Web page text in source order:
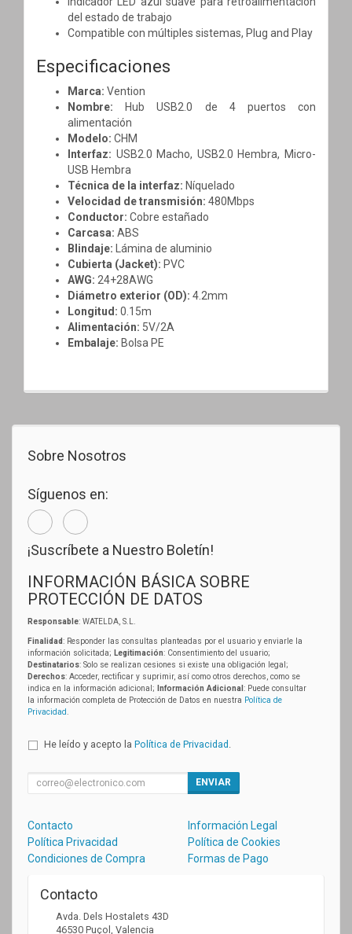
del estado de trabajo
Compatible con múltiples sistemas, Plug and Play
Especificaciones
Marca: Vention
Nombre: Hub USB2.0 de 4 puertos con
alimentación
Modelo: CHM
Interfaz: USB2.0 Macho, USB2.0 Hembra, Micro-
USB Hembra
Técnica de la interfaz: Níquelado
Velocidad de transmisión: 480Mbps
Conductor: Cobre estañado
Carcasa: ABS
Blindaje: Lámina de aluminio
Cubierta (Jacket): PVC
AWG: 24+28AWG
Diámetro exterior (OD): 4.2mm
Longitud: 0.15m
Alimentación: 5V/2A
Embalaje: Bolsa PE
Sobre Nosotros
Síguenos en:
¡Suscríbete a Nuestro Boletín!
INFORMACIÓN BÁSICA SOBRE
PROTECCIÓN DE DATOS
Responsable: WATELDA, S.L.
Finalidad: Responder las consultas planteadas por el usuario y enviarle la
información solicitada; Legitimación: Consentimiento del usuario;
Destinatarios: Solo se realizan cesiones si existe una obligación legal;
Derechos: Acceder, rectificar y suprimir, así como otros derechos, como se
indica en la información adicional;
Información Adicional : Puede consultar
la información completa de Protección de Datos en nuestra Política de
Privacidad
He leído y acepto la Política de Privacidad
ENVIAR
Contacto
Información Legal
Política Privacidad
Política de Cookies
Condiciones de Compra
Formas de Pago
Contacto
Avda. Dels Hostalets 43D
46530 Puçol Valencia